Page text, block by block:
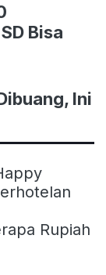
Bisa
Ini
Rupiah